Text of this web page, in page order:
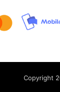
Copyright